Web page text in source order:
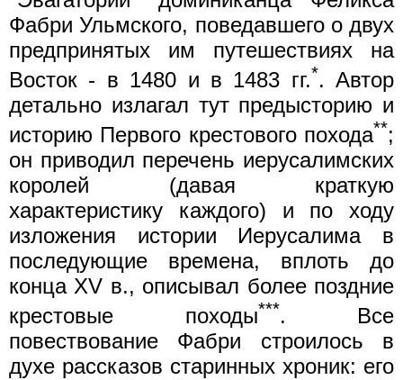
Фабри Ульмского, поведавшего о двух
предпринятых им путешествиях на
Восток - в 1480 и в 1483 гг.*. Автор
детально излагал тут предысторию и
историю Первого крестового похода**;
он приводил перечень иерусалимских
королей (давая краткую
характеристику каждого) и по ходу
изложения истории Иерусалима в
последующие времена, вплоть до
конца XV в., описывал более поздние
крестовые походы***. Все
повествование Фабри строилось в
духе рассказов старинных хроник: его